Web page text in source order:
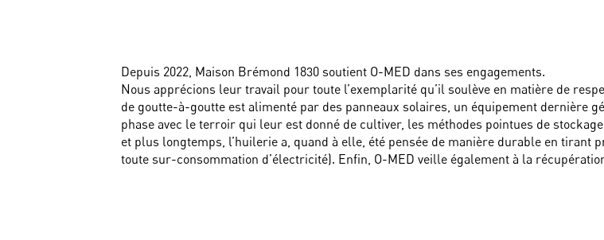
Depuis 2022, Maison Brémond 1830 soutient O-MED dans ses engagements.
Nous apprécions leur travail pour toute l’exemplarité qu’il soulève en matière de
de goutte-à-goutte est alimenté par des panneaux solaires, un équipement dernière
phase avec le terroir qui leur est donné de cultiver, les méthodes pointues de
et plus longtemps, l’huilerie a, quand à elle, été pensée de manière durable en tirant
toute sur-consommation d’électricité). Enfin, O-MED veille également à la